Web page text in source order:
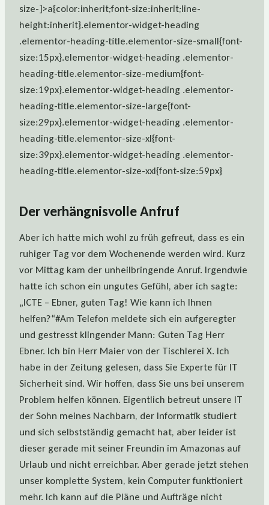
size-]>a{color:inherit;font-size:inherit;line-
height:inherit}.elementor-widget-heading
.elementor-heading-title.elementor-size-small{font-
size:15px}.elementor-widget-heading .elementor-
heading-title.elementor-size-medium{font-
size:19px}.elementor-widget-heading .elementor-
heading-title.elementor-size-large{font-
size:29px}.elementor-widget-heading .elementor-
heading-title.elementor-size-xl{font-
size:39px}.elementor-widget-heading .elementor-
heading-title.elementor-size-xxl{font-size:59px}
Der verhängnisvolle Anfruf
Aber ich hatte mich wohl zu früh gefreut, dass es ein
ruhiger Tag vor dem Wochenende werden wird. Kurz
vor Mittag kam der unheilbringende Anruf. Irgendwie
hatte ich schon ein ungutes Gefühl, aber ich sagte:
„ICTE – Ebner, guten Tag! Wie kann ich Ihnen
helfen?“#Am Telefon meldete sich ein aufgeregter
und gestresst klingender Mann: Guten Tag Herr
Ebner. Ich bin Herr Maier von der Tischlerei X. Ich
habe in der Zeitung gelesen, dass Sie Experte für IT
Sicherheit sind. Wir hoffen, dass Sie uns bei unserem
Problem helfen können. Eigentlich betreut unsere IT
der Sohn meines Nachbarn, der Informatik studiert
und sich selbstständig gemacht hat, aber leider ist
dieser gerade mit seiner Freundin im Amazonas auf
Urlaub und nicht erreichbar. Aber gerade jetzt stehen
unser komplette System, kein Computer funktioniert
mehr. Ich kann auf die Pläne und Aufträge nicht